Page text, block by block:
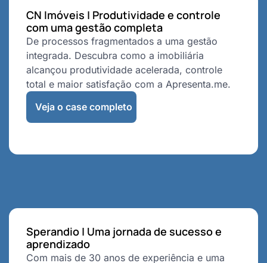
CN Imóveis | Produtividade e controle
com uma gestão completa
De processos fragmentados a uma gestão
integrada. Descubra como a imobiliária
alcançou produtividade acelerada, controle
total e maior satisfação com a Apresenta.me.
Veja o case completo
Sperandio | Uma jornada de sucesso e
aprendizado
Com mais de 30 anos de experiência e uma